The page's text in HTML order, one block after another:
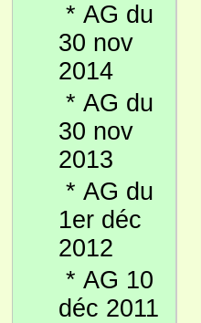
* AG du
30 nov
2014
* AG du
30 nov
2013
* AG du
1er déc
2012
* AG 10
déc 2011